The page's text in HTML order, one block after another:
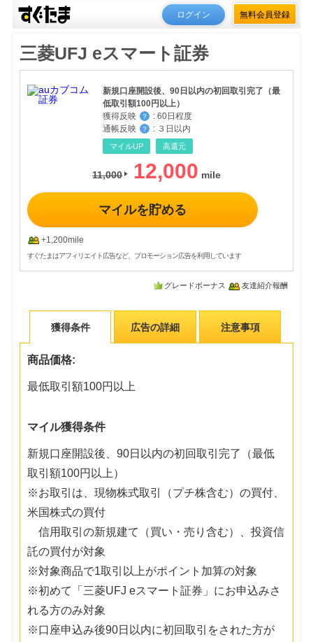
ログイン 無料会員登録
三菱UFJ eスマート証券
新規口座開設後、90日以内の初回取引完了（最
低取引額100円以上）
獲得反映
？ : 60日程度
通帳反映
？ : ３日以内
マイルUP 高還元
11,000 12,000
マイルを貯める
+1,200mile
すぐたまはアフィリエイト広告など、プロモーション広告を利用しています
グレードボーナス 友達紹介報酬
獲得条件 広告の詳細 注意事項
商品価格:
最低取引額100円以上
マイル獲得条件
新規口座開設後、90日以内の初回取引完了（最低
取引額100円以上）
※お取引は、現物株式取引（プチ株含む）の買付、
米国株式の買付
信用取引の新規建て（買い・売り含む）、投資信
託の買付が対象
※対象商品で1取引以上がポイント加算の対象
※初めて「三菱UFJ eスマート証券」にお申込みさ
れる方のみ対象
※口座申込み後90日以内に初回取引をされた方が